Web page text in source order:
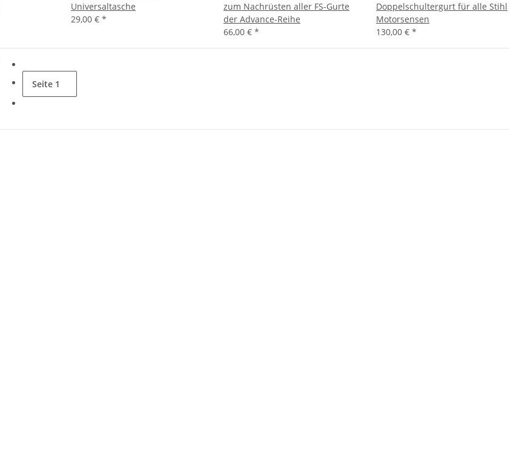
Universaltasche
29,00 € *
zum Nachrüsten aller FS-Gurte
der Advance-Reihe
66,00 € *
Doppelschultergurt für alle Stihl
Motorsensen
130,00 € *
Seite 1